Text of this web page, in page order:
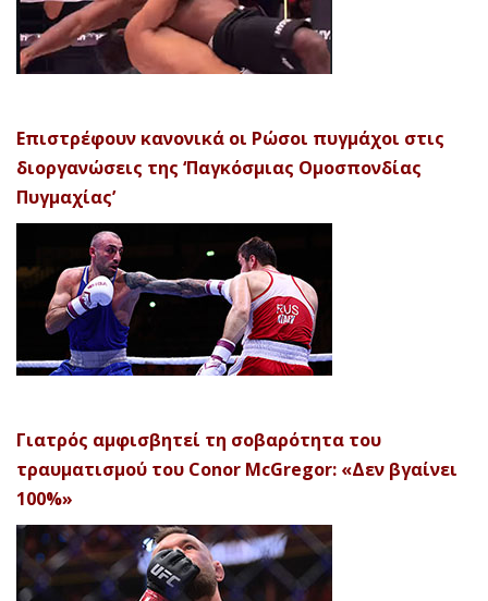
Επιστρέφουν κανονικά οι Ρώσοι πυγμάχοι στις
διοργανώσεις της ‘Παγκόσμιας Ομοσπονδίας
Πυγμαχίας’
Γιατρός αμφισβητεί τη σοβαρότητα του
τραυματισμού του Conor McGregor: «Δεν βγαίνει
100%»